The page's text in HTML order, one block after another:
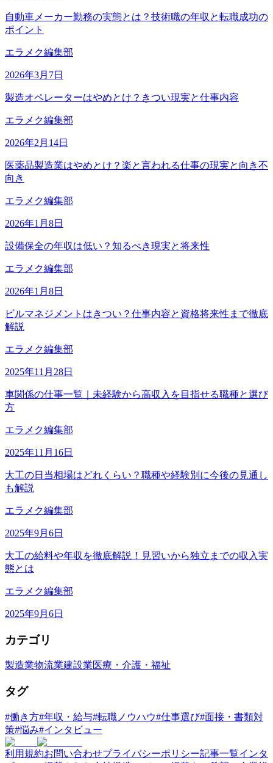
自動車メーカー勤務の実態とは？技術職の年収と転職成功の
ポイント
エラメク編集部
2026年3月7日
製造オペレーターはやめとけ？きつい現実と仕事内容
エラメク編集部
2026年2月14日
医薬品製造業はやめとけ？楽と言われる仕事の現実と向き不
向き
エラメク編集部
2026年1月8日
設備保全の年収は低い？知るべき現実と将来性
エラメク編集部
2026年1月8日
ビルマネジメントはきつい？仕事内容と資格将来性まで徹底
解説
エラメク編集部
2025年11月28日
車関係の仕事一覧｜未経験から高収入を目指せる職種と選び
方
エラメク編集部
2025年11月16日
大工の日当相場はどれくらい？職種や経験別に今後の見通し
も解説
エラメク編集部
2025年9月6日
大工の給料や年収を徹底解説！見習いから独立までの収入実
態とは
エラメク編集部
2025年9月6日
カテゴリ
製造業物流業建設業医療・介護・福祉
タグ
#働き方#年収・給与#転職ノウハウ#仕事選び#面接・書類対
策#悩み#インタビュー
利用規約お問い合わせプライバシーポリシー記事一覧インタ